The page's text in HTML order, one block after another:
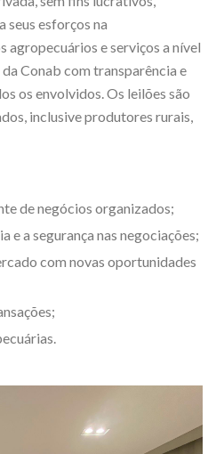
seus esforços na
agropecuários e serviços a nível
Conab com transparência e
os envolvidos. Os leilões são
inclusive produtores rurais,
de negócios organizados;
e a segurança nas negociações;
com novas oportunidades